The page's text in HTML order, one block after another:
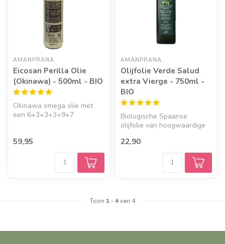
AMANPRANA
Eicosan Perilla Olie
(Okinawa) - 500ml - BIO
Okinawa omega olie met
een 6+3+3+3+9+7
59,95
AMANPRANA
Olijfolie Verde Salud
extra Vierge - 750ml -
BIO
Biologische Spaanse
olijfolie van hoogwaardige
22,90
Toon 1 -4van 4